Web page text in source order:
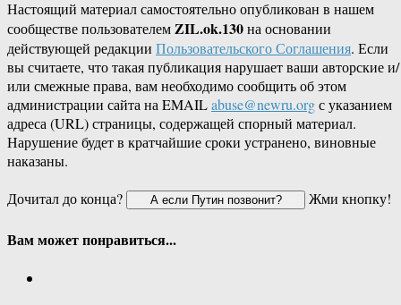
Настоящий материал самостоятельно опубликован в нашем
сообществе пользователемZIL.ok.130на основании
действующей редакции Пользовательского Соглашения. Если
вы считаете, что такая публикация нарушает ваши авторские и/
или смежные права, вам необходимо сообщить об этом
администрации сайта на EMAILabuse@newru.orgс указанием
адреса (URL) страницы, содержащей спорный материал.
Нарушение будет в кратчайшие сроки устранено, виновные
наказаны.
Дочитал до конца?
Жми кнопку!
Вам может понравиться...